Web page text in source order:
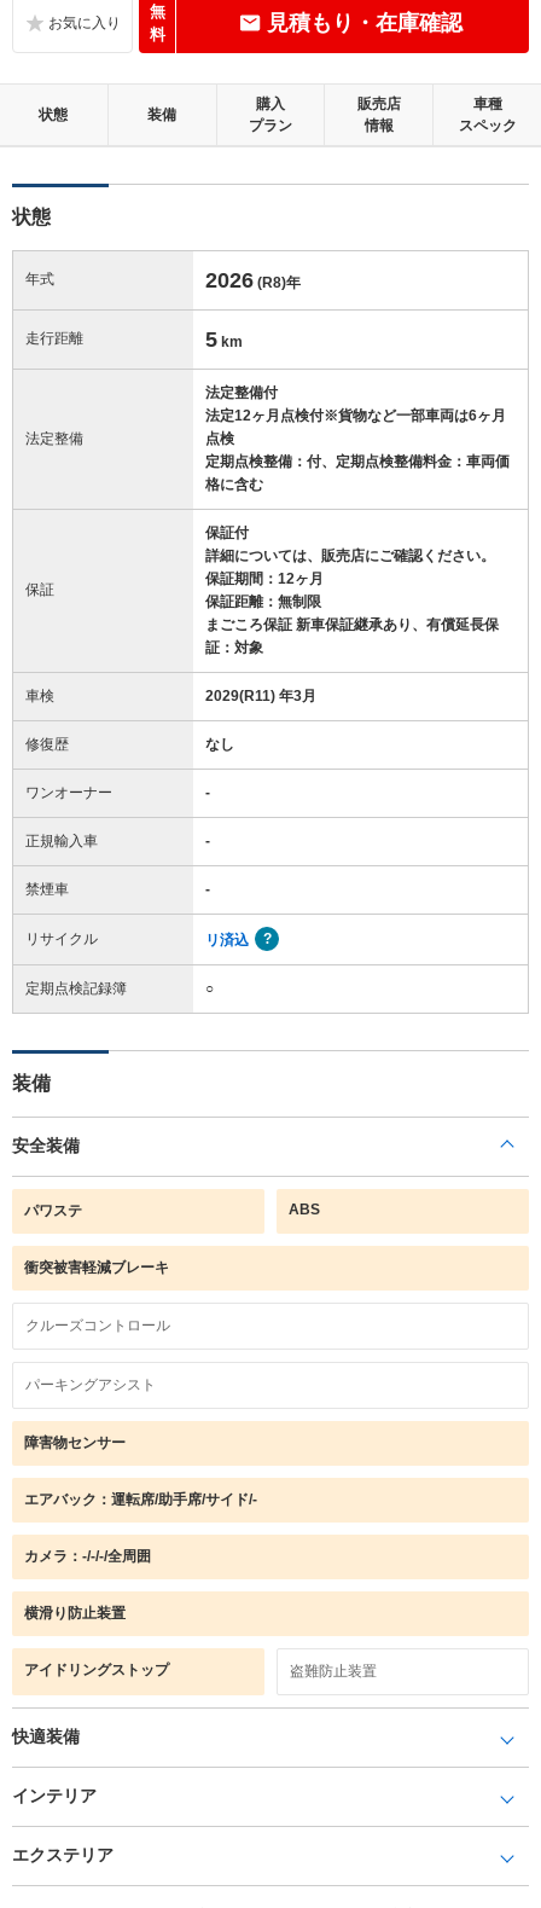
無
料
見積もり・在庫確認
状態 装備
購入
プラン
販売店
情報
車種
スペック
状態
年式 2026 (R8)年
走行距離 5 km
法定整備
法定整備付
法定12ヶ月点検付※貨物など一部車両は6ヶ月
点検
定期点検整備：付、定期点検整備料金：車両価
格に含む
保証
保証付
詳細については、販売店にご確認ください。
保証期間：12ヶ月
保証距離：無制限
まごころ保証 新車保証継承あり、有償延長保
証：対象
車検 2029(R11) 年3月
修復歴 なし
ワンオーナー -
正規輸入車 -
禁煙車 -
リサイクル リ済込
定期点検記録簿 ○
装備
安全装備
パワステ ABS
衝突被害軽減ブレーキ
クルーズコントロール
パーキングアシスト
障害物センサー
エアバック：運転席/助手席/サイド/-
カメラ：-/-/-/全周囲
横滑り防止装置
アイドリングストップ 盗難防止装置
快適装備
インテリア
エクステリア